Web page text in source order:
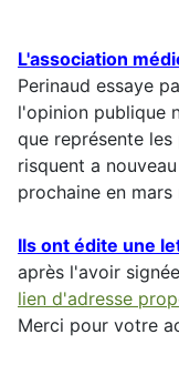
L'association
Perinaud essaye
l'opinion publique
que représente
risquent a
prochaine en
Ils ont édite une
après l'avoir
lien d'adresse
Merci pour votre